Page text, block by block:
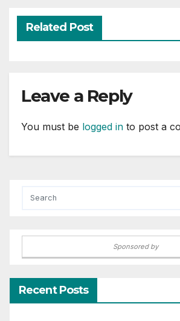
Related Post
Leave a Reply
You must be logged in to post a
Sponsored by
Recent Posts